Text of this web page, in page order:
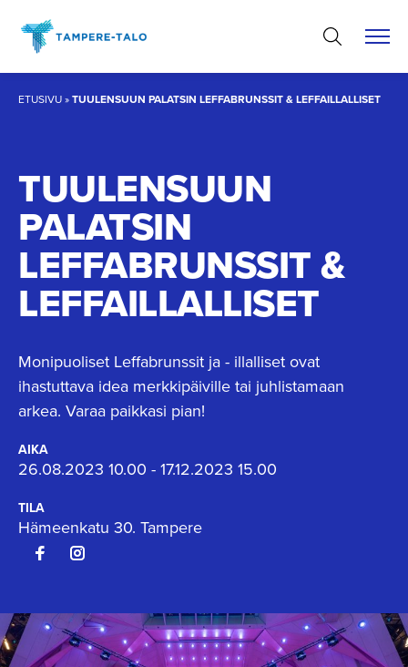
sisältöön
ETUSIVU»TUULENSUUN PALATSIN LEFFABRUNSSIT & LEFFAILLALLISET
TUULENSUUN
PALATSIN
LEFFABRUNSSIT &
LEFFAILLALLISET
Monipuoliset Leffabrunssit ja - illalliset ovat
ihastuttava idea merkkipäiville tai juhlistamaan
arkea. Varaa paikkasi pian!
AIKA
26.08.2023 10.00 - 17.12.2023 15.00
TILA
Hämeenkatu 30. Tampere